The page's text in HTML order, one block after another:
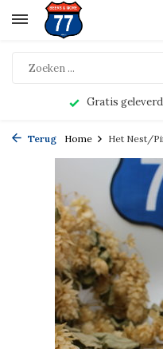
Gratis
Terug Home Het Nest/